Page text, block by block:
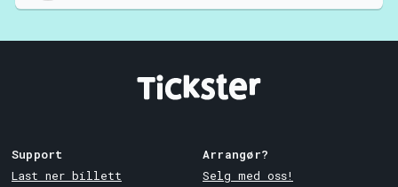
Support
Last ner billett
Arrangør?
Selg med oss!